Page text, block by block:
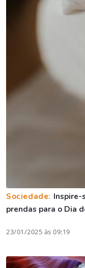
Sociedade: Inspire-
prendas para o Dia
23/01/2025 às 09:19